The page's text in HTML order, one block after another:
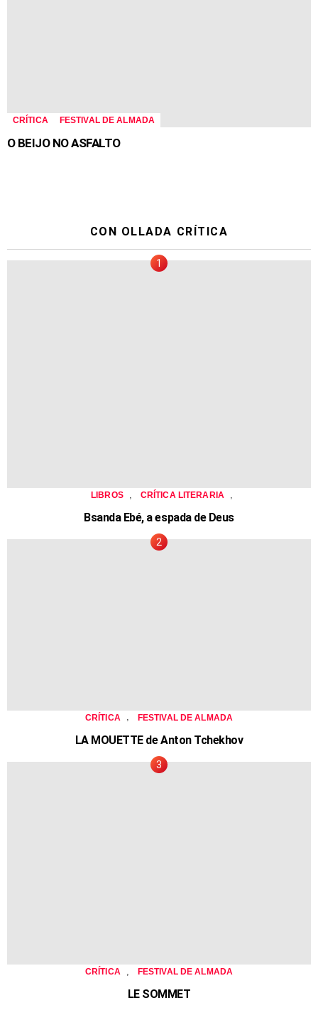
CRÍTICA FESTIVAL DE ALMADA
O BEIJO NO ASFALTO
CON OLLADA CRÍTICA
LIBROS CRÍTICA LITERARIA
Bsanda Ebé, a espada de Deus
CRÍTICA , FESTIVAL DE ALMADA
LA MOUETTE de Anton Tchekhov
CRÍTICA FESTIVAL DE ALMADA
LE SOMMET